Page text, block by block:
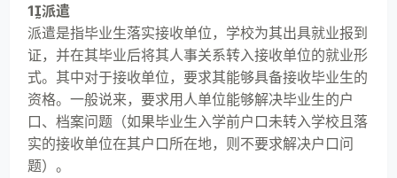
1派遣
派遣是指毕业生落实接收单位，学校为其出具就业报到
证，并在其毕业后将其人事关系转入接收单位的就业形
式。其中对于接收单位，要求其能够具备接收毕业生的
资格。一般说来，要求用人单位能够解决毕业生的户
口、档案问题（如果毕业生入学前户口未转入学校且落
实的接收单位在其户口所在地，则不要求解决户口问
题）。